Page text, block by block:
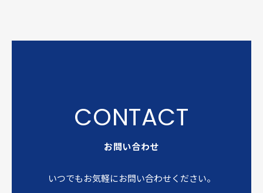
お問い合わせ
いつでもお気軽にお問い合わせください。